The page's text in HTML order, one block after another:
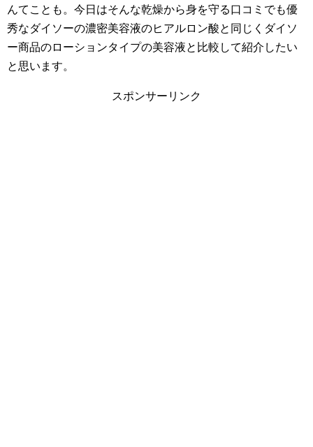
んてことも。今日はそんな乾燥から身を守る口コミでも優
秀なダイソーの濃密美容液のヒアルロン酸と同じくダイソ
ー商品のローションタイプの美容液と比較して紹介したい
と思います。
スポンサーリンク